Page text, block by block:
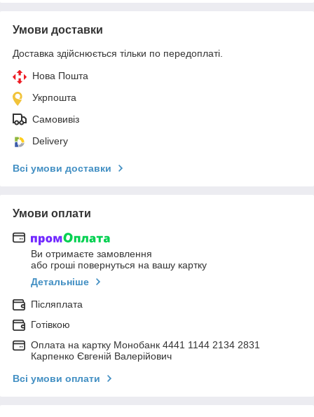
Умови доставки
Доставка здійснюється тільки по передоплаті.
Нова Пошта
Укрпошта
Самовивіз
Delivery
Всі умови доставки
Умови оплати
Ви отримаєте замовлення
або гроші повернуться на вашу картку
Детальніше
Післяплата
Готівкою
Оплата на картку Монобанк 4441 1144 2134 2831
Карпенко Євгеній Валерійович
Всі умови оплати